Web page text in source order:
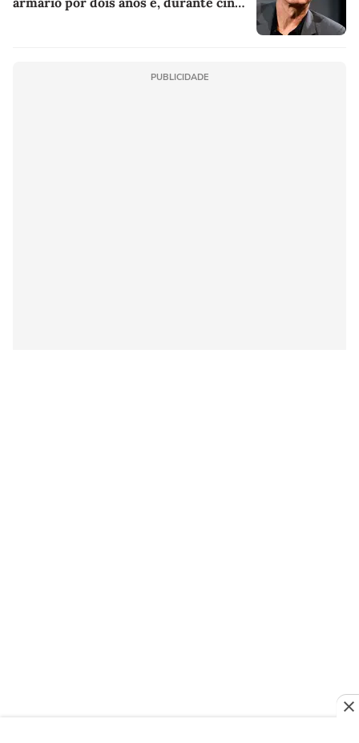
PUBLICIDADE